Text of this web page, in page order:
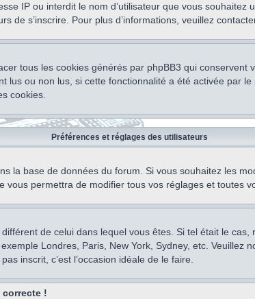
IP ou interdit le nom d’utilisateur que vous
de s’inscrire. Pour plus d’informations, veuillez
tous les cookies générés par phpBB3 qui
lus ou non lus, si cette fonctionnalité a été activée par
cookies.
Préférences et réglages des utilisateurs
la base de données du forum. Si vous souhaitez les
permettra de modifier tous vos réglages et toutes
de celui dans lequel vous êtes. Si tel était le
Londres, Paris, New York, Sydney, etc. Veuillez
inscrit, c’est l’occasion idéale de le faire.
correcte !